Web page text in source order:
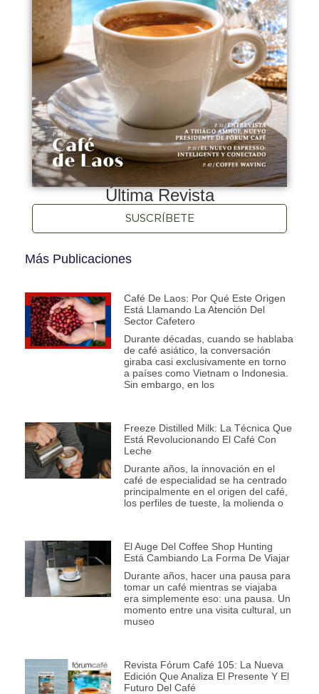
Última Revista
SUSCRÍBETE
Más Publicaciones
Café De Laos: Por Qué Este Origen
Está Llamando La Atención Del
Sector Cafetero
Durante décadas, cuando se hablaba
de café asiático, la conversación
giraba casi exclusivamente en torno
a países como Vietnam o Indonesia.
Sin embargo, en los
Freeze Distilled Milk: La Técnica Que
Está Revolucionando El Café Con
Leche
Durante años, la innovación en el
café de especialidad se ha centrado
principalmente en el origen del café,
los perfiles de tueste, la molienda o
El Auge Del Coffee Shop Hunting
Está Cambiando La Forma De Viajar
Durante años, hacer una pausa para
tomar un café mientras se viajaba
era simplemente eso: una pausa. Un
momento entre una visita cultural, un
museo
Revista Fórum Café 105: La Nueva
Edición Que Analiza El Presente Y El
Futuro Del Café